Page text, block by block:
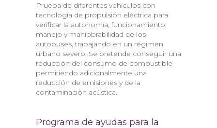
Prueba de diferentes vehículos con
tecnología de propulsión eléctrica para
verificar la autonomía, funcionamiento,
manejo y maniobrabilidad de los
autobuses, trabajando en un régimen
urbano severo. Se pretende conseguir una
reducción del consumo de combustible
permitiendo adicionalmente una
reducción de emisiones y de la
contaminación acústica.
Programa de ayudas para la